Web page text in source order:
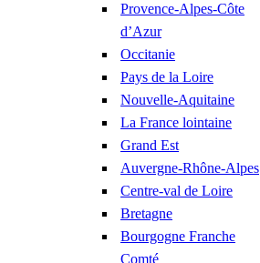
Provence-Alpes-Côte
d’Azur
Occitanie
Pays de la Loire
Nouvelle-Aquitaine
La France lointaine
Grand Est
Auvergne-Rhône-Alpes
Centre-val de Loire
Bretagne
Bourgogne Franche
Comté